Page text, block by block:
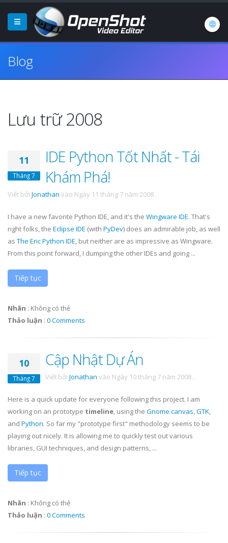
Blog
Lưu trữ 2008
11
Tháng 7
IDE Python Tốt Nhất - Tái
Khám Phá!
Viết bởi Jonathan vào Ngày 11 tháng 7 năm 2008 .
I have a new favorite Python IDE, and it's the Wingware IDE. That's
right folks, the Eclipse IDE (with PyDev) does an admirable job, as well
as The Eric Python IDE, but neither are as impressive as Wingware.
From this point forward, I dumping the other IDEs and going ...
Tiếp tục
Nhãn : Không có thẻ
Thảo luận : 0 Comments
10
Tháng 7
Cập Nhật Dự Án
Viết bởi Jonathan vào Ngày 10 tháng 7 năm 2008 .
Here is a quick update for everyone following this project. I am
working on an prototype timeline, using the Gnome canvas,GTK,
and Python. So far my "prototype first" methodology seems to be
playing out nicely. It is allowing me to quickly test out various
libraries, GUI techniques, and design patterns, ...
Tiếp tục
Nhãn : Không có thẻ
Thảo luận : 0 Comments